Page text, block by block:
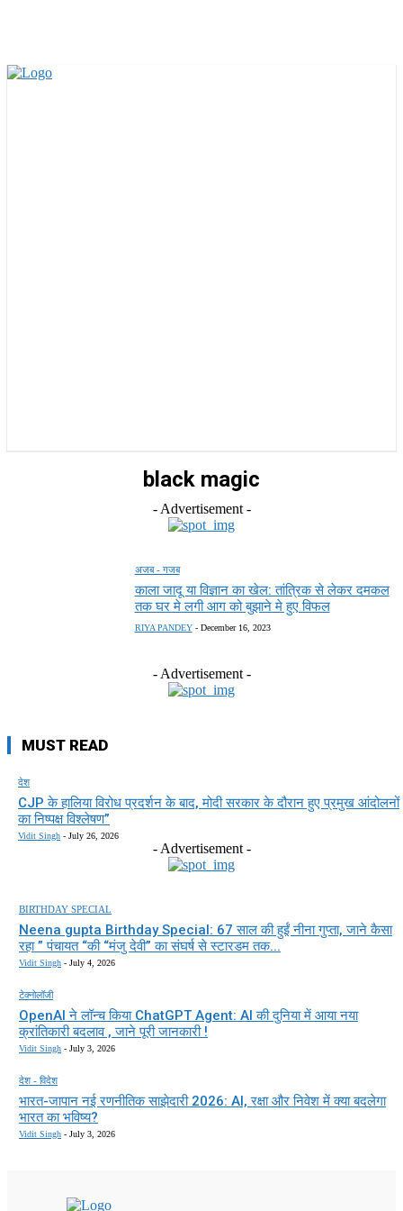
black magic
- Advertisement -
अजब - गजब
काला जादू या विज्ञान का खेल: तांत्रिक से लेकर दमकल
तक घर मे लगी आग को बुझाने मे हुए विफल
RIYA PANDEY - December 16, 2023
- Advertisement -
MUST READ
देश
CJP के हालिया विरोध प्रदर्शन के बाद, मोदी सरकार के दौरान हुए प्रमुख आंदोलनों
का निष्पक्ष विश्लेषण”
Vidit Singh - July 26, 2026
- Advertisement -
BIRTHDAY SPECIAL
Neena gupta Birthday Special: 67 साल की हुईं नीना गुप्ता, जाने कैसा
रहा ” पंचायत “की “मंजु देवी” का संघर्ष से स्टारडम तक...
Vidit Singh - July 4, 2026
टेक्नोलॉजी
OpenAI ने लॉन्च किया ChatGPT Agent: AI की दुनिया में आया नया
क्रांतिकारी बदलाव , जाने पूरी जानकारी !
Vidit Singh - July 3, 2026
देश - विदेश
भारत-जापान नई रणनीतिक साझेदारी 2026: AI, रक्षा और निवेश में क्या बदलेगा
भारत का भविष्य?
Vidit Singh - July 3, 2026